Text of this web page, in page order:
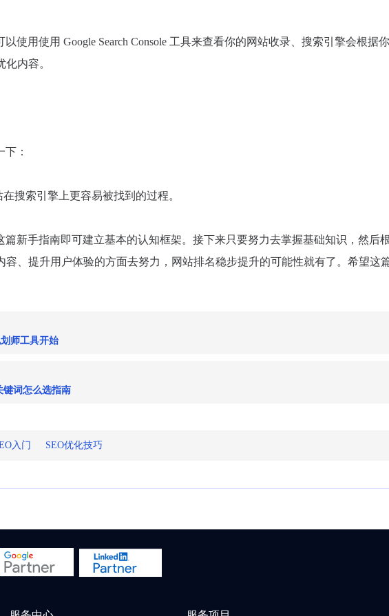
使用使用 Google Search Console 工具来查看你的网站收录、搜索引擎会根据你
内容。
：
搜索引擎上更容易被找到的过程。
篇新手指南即可建立基本的认知框架。接下来只要努力去掌握基础知识，然后
容、提升用户体验的方面去努力，网站排名稳步提升的可能性就有了。希望这
师工具开始
键词怎么选指南
入门 SEO优化技巧